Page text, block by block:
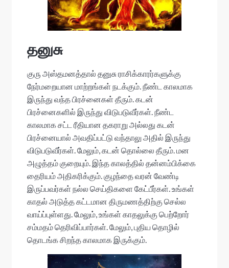
தனுசு
குரு அஸ்தமனத்தால் தனுசு ராசிக்காரர்களுக்கு
நேர்மறையான மாற்றங்கள் நடக்கும். நீண்ட காலமாக
இருந்து வந்த பிரச்னைகள் தீரும். கடன்
பிரச்னைகளில் இருந்து விடுபடுவீர்கள். நீண்ட
காலமாக சட்ட ரீதியான தகராறு அல்லது கடன்
பிரச்னையால் அவதிப்பட்டு வந்தாலு அதில் இருந்து
விடுபடுவீர்கள். மேலும், கடன் தொல்லை தீரும். மன
அழுத்தம் குறையும். இந்த காலத்தில் தன்னம்பிக்கை
தைரியம் அதிகரிக்கும். குழந்தை வரன் வேண்டி
இருப்பவர்கள் நல்ல செய்திகளை கேட்பீர்கள். உங்கள்
காதல் அடுத்த கட்டமான திருமணத்திற்கு செல்ல
வாய்ப்புள்ளது. மேலும், உங்கள் காதலுக்கு பெற்றோர்
சம்மதம் தெரிவிப்பார்கள். மேலும், புதிய தொழில்
தொடங்க சிறந்த காலமாக இருக்கும்.